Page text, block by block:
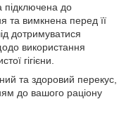
до
та вимкнена перед її
дотримуватися
використання
гігієни.
та здоровий перекус,
до вашого раціону